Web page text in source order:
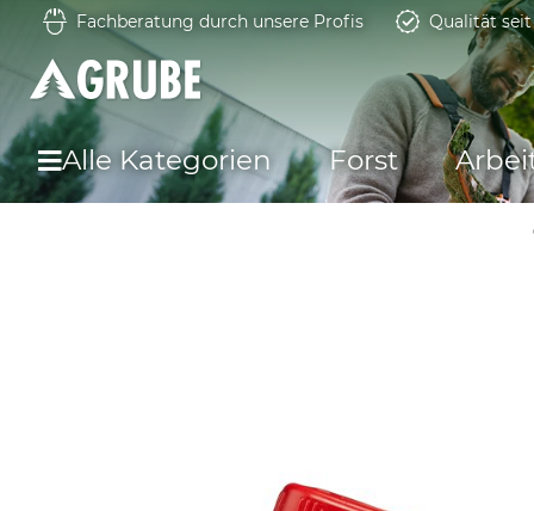
Fachberatung durch unsere Profis Qualität
Alle Kategorien Forst